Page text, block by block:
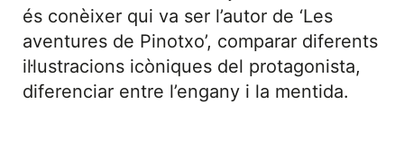
és conèixer qui va ser l’autor de ‘Les
aventures de Pinotxo’, comparar diferents
il·lustracions icòniques del protagonista,
diferenciar entre l’engany i la mentida.